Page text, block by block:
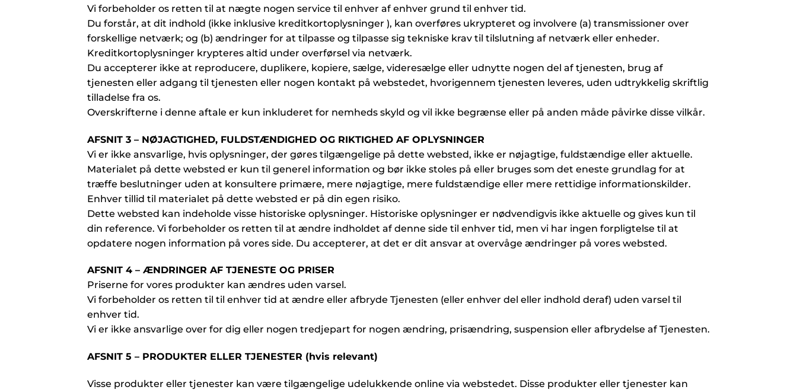
Vi forbeholder os retten til at nægte nogen service til enhver af enhver grund til enhver tid.
Du forstår, at dit indhold (ikke inklusive kreditkortoplysninger ), kan overføres ukrypteret og involvere (a) transmissioner over
forskellige netværk; og (b) ændringer for at tilpasse og tilpasse sig tekniske krav til tilslutning af netværk eller enheder.
Kreditkortoplysninger krypteres altid under overførsel via netværk.
Du accepterer ikke at reproducere, duplikere, kopiere, sælge, videresælge eller udnytte nogen del af tjenesten, brug af
tjenesten eller adgang til tjenesten eller nogen kontakt på webstedet, hvorigennem tjenesten leveres, uden udtrykkelig skriftlig
tilladelse fra os.
Overskrifterne i denne aftale er kun inkluderet for nemheds skyld og vil ikke begrænse eller på anden måde påvirke disse vilkår.
AFSNIT 3 – NØJAGTIGHED, FULDSTÆNDIGHED OG RIKTIGHED AF OPLYSNINGER
Vi er ikke ansvarlige, hvis oplysninger, der gøres tilgængelige på dette websted, ikke er nøjagtige, fuldstændige eller aktuelle.
Materialet på dette websted er kun til generel information og bør ikke stoles på eller bruges som det eneste grundlag for at
træffe beslutninger uden at konsultere primære, mere nøjagtige, mere fuldstændige eller mere rettidige informationskilder.
Enhver tillid til materialet på dette websted er på din egen risiko.
Dette websted kan indeholde visse historiske oplysninger. Historiske oplysninger er nødvendigvis ikke aktuelle og gives kun til
din reference. Vi forbeholder os retten til at ændre indholdet af denne side til enhver tid, men vi har ingen forpligtelse til at
opdatere nogen information på vores side. Du accepterer, at det er dit ansvar at overvåge ændringer på vores websted.
AFSNIT 4 – ÆNDRINGER AF TJENESTE OG PRISER
Priserne for vores produkter kan ændres uden varsel.
Vi forbeholder os retten til til enhver tid at ændre eller afbryde Tjenesten (eller enhver del eller indhold deraf) uden varsel til
enhver tid.
Vi er ikke ansvarlige over for dig eller nogen tredjepart for nogen ændring, prisændring, suspension eller afbrydelse af Tjenesten.
AFSNIT 5 – PRODUKTER ELLER TJENESTER (hvis relevant)
Visse produkter eller tjenester kan være tilgængelige udelukkende online via webstedet. Disse produkter eller tjenester kan